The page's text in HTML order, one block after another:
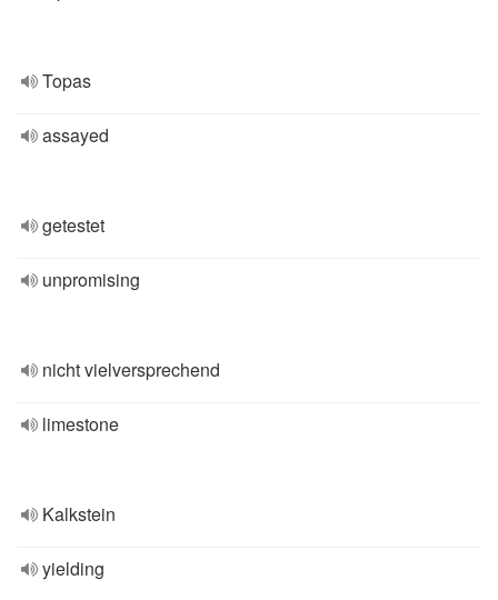
Topas
assayed
getestet
unpromising
nicht vielversprechend
limestone
Kalkstein
yielding